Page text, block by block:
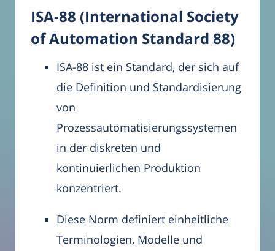
ISA-88 (International Society
of Automation Standard 88)
ISA-88 ist ein Standard, der sich auf
die Definition und Standardisierung
von
Prozessautomatisierungssystemen
in der diskreten und
kontinuierlichen Produktion
konzentriert.
Diese Norm definiert einheitliche
Terminologien, Modelle und